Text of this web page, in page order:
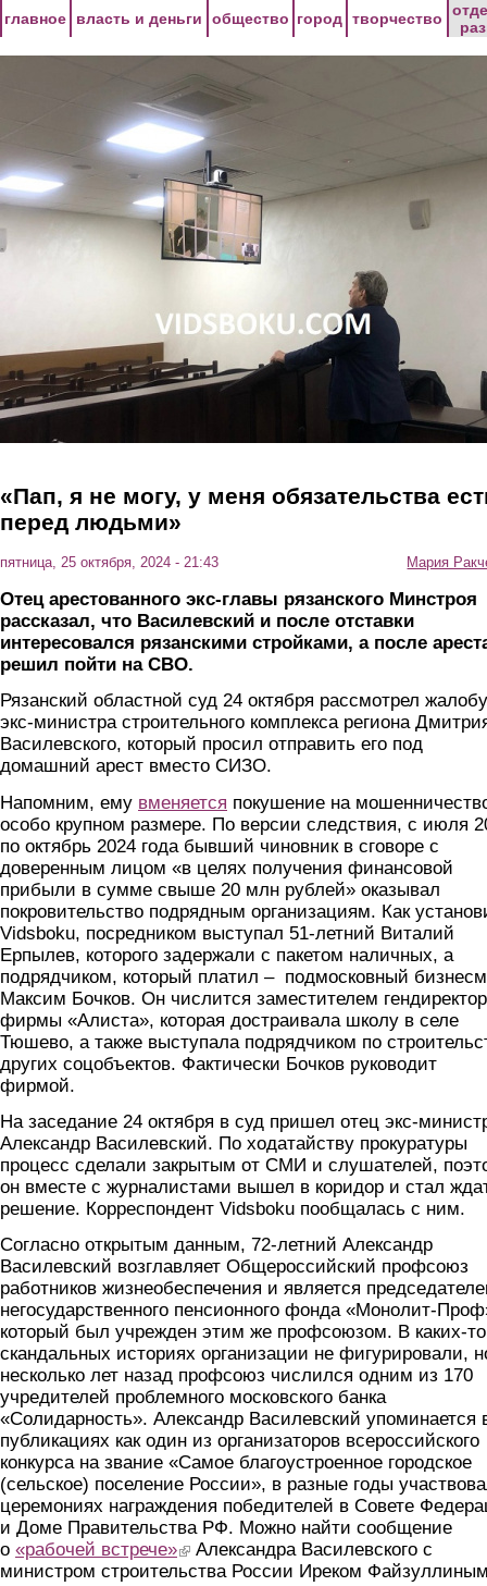
главное власть и деньги общество город творчество
«Пап, я не могу, у меня обязательства
перед людьми»
пятница, 25 октября, 2024 - 21:43 Мария
Отец арестованного экс-главы рязанского Минстроя
рассказал, что Василевский и после отставки
интересовался рязанскими стройками, а после
решил пойти на СВО.
Рязанский областной суд 24 октября рассмотрел жалобу
экс-министра строительного комплекса региона
Василевского, который просил отправить его под
домашний арест вместо СИЗО.
Напомним, ему вменяется покушение на
особо крупном размере. По версии следствия, с июля
по октябрь 2024 года бывший чиновник в сговоре с
доверенным лицом «в целях получения финансовой
прибыли в сумме свыше 20 млн рублей» оказывал
покровительство подрядным организациям. Как
Vidsboku, посредником выступал 51-летний Виталий
Ерпылев, которого задержали с пакетом наличных, а
подрядчиком, который платил – подмосковный
Максим Бочков. Он числится заместителем
фирмы «Алиста», которая достраивала школу в селе
Тюшево, а также выступала подрядчиком по
других соцобъектов. Фактически Бочков руководит
фирмой.
На заседание 24 октября в суд пришел отец экс-
Александр Василевский. По ходатайству прокуратуры
процесс сделали закрытым от СМИ и слушателей,
он вместе с журналистами вышел в коридор и стал
решение. Корреспондент Vidsboku пообщалась с ним.
Согласно открытым данным, 72-летний Александр
Василевский возглавляет Общероссийский профсоюз
работников жизнеобеспечения и является
негосударственного пенсионного фонда «Монолит-
который был учрежден этим же профсоюзом. В каких-то
скандальных историях организации не фигурировали,
несколько лет назад профсоюз числился одним из 170
учредителей проблемного московского банка
«Солидарность». Александр Василевский упоминается
публикациях как один из организаторов всероссийского
конкурса на звание «Самое благоустроенное городское
(сельское) поселение России», в разные годы
церемониях награждения победителей в Совете
и Доме Правительства РФ. Можно найти сообщение
о «рабочей встрече»(link is external)
Александра Василевского с
министром строительства России Иреком